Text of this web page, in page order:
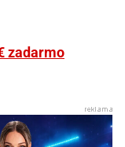
zadarmo